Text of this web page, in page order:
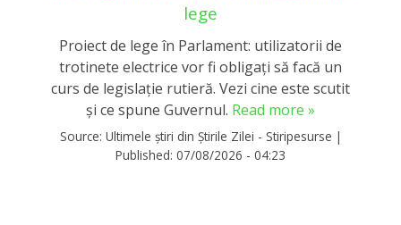
lege
Proiect de lege în Parlament: utilizatorii de
trotinete electrice vor fi obligați să facă un
curs de legislație rutieră. Vezi cine este scutit
și ce spune Guvernul. Read more »
Source: Ultimele știri din Știrile Zilei - Stiripesurse |
Published: 07/08/2026 - 04:23